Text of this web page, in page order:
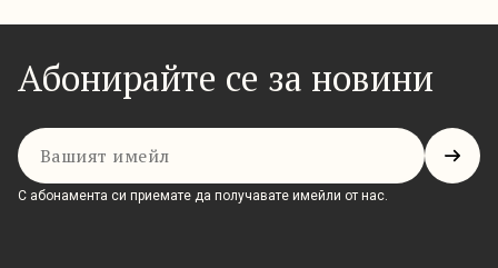
Абонирайте се за новини
Имейл
С абонамента си приемате да получавате имейли от нас.